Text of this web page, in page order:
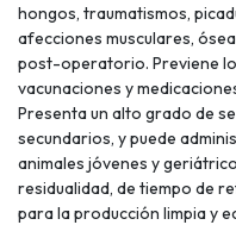
hongos, traumatismos,
afecciones musculares,
post-operatorio. Previene
vacunaciones y
Presenta un alto grado de
secundarios, y puede
animales jóvenes y
residualidad, de tiempo de
para la producción limpia y